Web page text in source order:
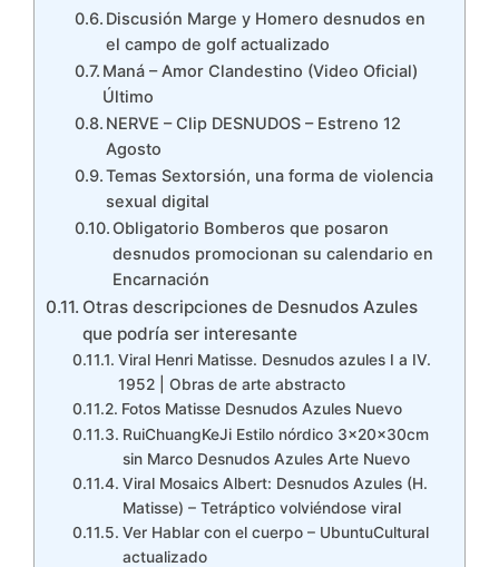
Discusión Marge y Homero desnudos en
el campo de golf actualizado
Maná – Amor Clandestino (Video Oficial)
Último
NERVE – Clip DESNUDOS – Estreno 12
Agosto
Temas Sextorsión, una forma de violencia
sexual digital
Obligatorio Bomberos que posaron
desnudos promocionan su calendario en
Encarnación
Otras descripciones de Desnudos Azules
que podría ser interesante
Viral Henri Matisse. Desnudos azules I a IV.
1952 | Obras de arte abstracto
Fotos Matisse Desnudos Azules Nuevo
RuiChuangKeJi Estilo nórdico 3x20x30cm
sin Marco Desnudos Azules Arte Nuevo
Viral Mosaics Albert: Desnudos Azules (H.
Matisse) – Tetráptico volviéndose viral
Ver Hablar con el cuerpo – UbuntuCultural
actualizado